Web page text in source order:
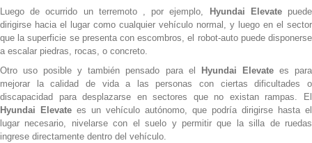
Luego de ocurrido un terremoto , por ejemplo, Hyundai Elevatepuede
dirigirse hacia el lugar como cualquier vehículo normal, y luego en el sector
que la superficie se presenta con escombros, el robot-auto puede disponerse
a escalar piedras, rocas, o concreto.
Otro uso posible y también pensado para el
Hyundai Elevatees para
mejorar la calidad de vida a las personas con ciertas dificultades o
discapacidad para desplazarse en sectores que no existan rampas. El
Hyundai Elevate es un vehículo autónomo, que podría dirigirse hasta el
lugar necesario, nivelarse con el suelo y permitir que la silla de ruedas
ingrese directamente dentro del vehículo.